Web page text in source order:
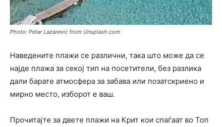
Photo: Petar Lazarevic from Unsplash.com
Наведените плажи се различни, така што може да се
најде плажа за секој тип на посетители, без разлика
дали барате атмосфера за забава или позатскриено и
мирно место, изборот е ваш.
Прочитајте за двете плажи на Крит кои спаѓаат во Топ